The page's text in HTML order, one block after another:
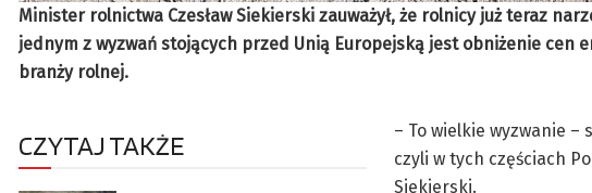
Minister rolnictwa Czesław Siekierski zauważył, że rolnicy już teraz
jednym z wyzwań stojących przed Unią Europejską jest obniżenie cen
branży rolnej.
CZYTAJ TAKŻE
– To wielkie wyzwanie
czyli w tych częściach
Siekierski.